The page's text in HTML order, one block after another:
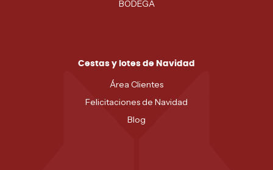
BODEGA
Cestas y lotes de Navidad
Área Clientes
Felicitaciones de Navidad
Blog